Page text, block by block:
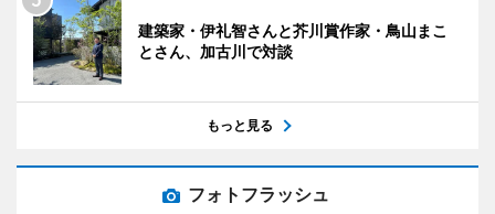
建築家・伊礼智さんと芥川賞作家・鳥山まこ
とさん、加古川で対談
もっと見る
フォトフラッシュ